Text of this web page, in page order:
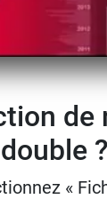
de
?
«